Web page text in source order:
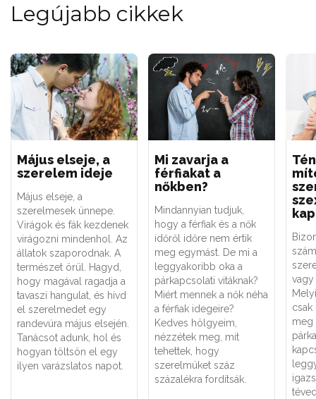
Legújabb cikkek
Május elseje, a
szerelem ideje
Május elseje, a
szerelmesek ünnepe.
Virágok és fák kezdenek
virágozni mindenhol. Az
állatok szaporodnak. A
természet örül. Hagyd,
hogy magával ragadja a
tavaszi hangulat, és hívd
el szerelmedet egy
randevúra május elsején.
Tanácsot adunk, hol és
hogyan töltsön el egy
ilyen varázslatos napot.
Mi zavarja a
férfiakat a
nőkben?
Mindannyian tudjuk,
hogy a férfiak és a nők
időről időre nem értik
meg egymást. De mi a
leggyakoribb oka a
párkapcsolati vitáknak?
Miért mennek a nők néha
a férfiak idegeire?
Kedves hölgyeim,
nézzétek meg, mit
tehettek, hogy
szerelmüket száz
százalékra fordítsák.
vagy
csak
meg